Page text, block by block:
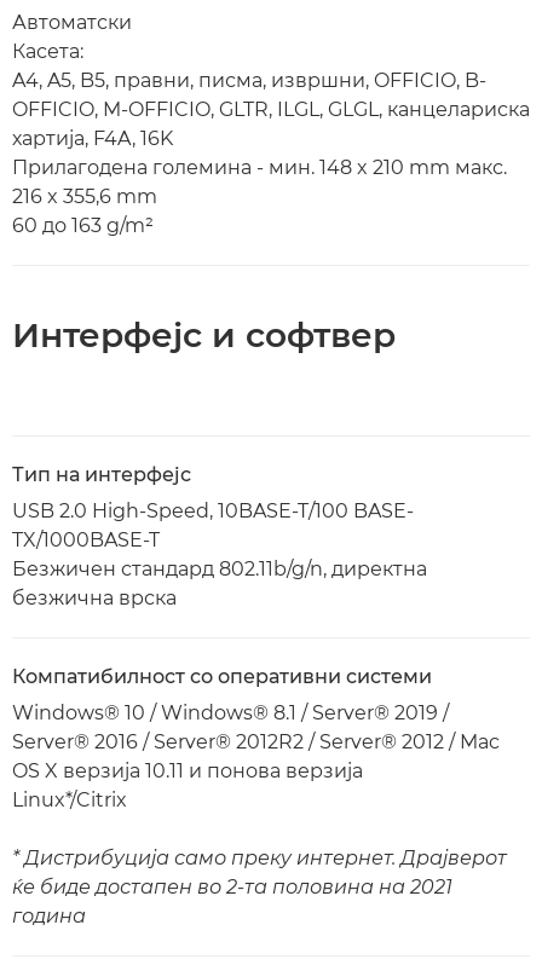
Автоматски
Касета:
A4, A5, B5, правни, писма, извршни, OFFICIO, B-
OFFICIO, M-OFFICIO, GLTR, ILGL, GLGL, канцелариска
хартија, F4A, 16K
Прилагодена големина - мин. 148 x 210 mm макс.
216 x 355,6 mm
60 до 163 g/m²
Интерфејс и софтвер
Тип на интерфејс
USB 2.0 High-Speed, 10BASE-T/100 BASE-
TX/1000BASE-T
Безжичен стандард 802.11b/g/n, директна
безжична врска
Компатибилност со оперативни системи
Windows® 10 / Windows® 8.1 / Server® 2019 /
Server® 2016 / Server® 2012R2 / Server® 2012 / Mac
OS X верзија 10.11 и понова верзија
Linux*/Citrix
* Дистрибуција само преку интернет. Драјверот
ќе биде достапен во 2-та половина на 2021
година